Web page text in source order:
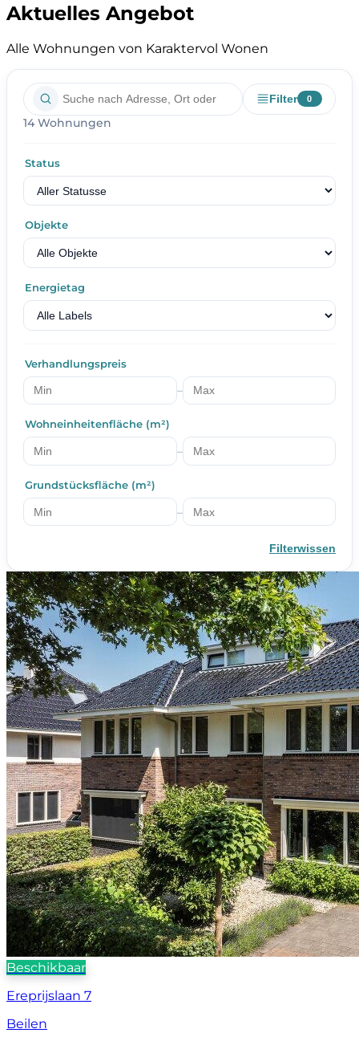
Aktuelles Angebot
Alle Wohnungen von Karaktervol Wonen
Filter 0
14 Wohnungen
Status
Objekte
Energietag
Verhandlungspreis
–
Wohneinheitenfläche (m²)
–
Grundstücksfläche (m²)
–
Filterwissen
Beschikbaar
Ereprijslaan 7
Beilen